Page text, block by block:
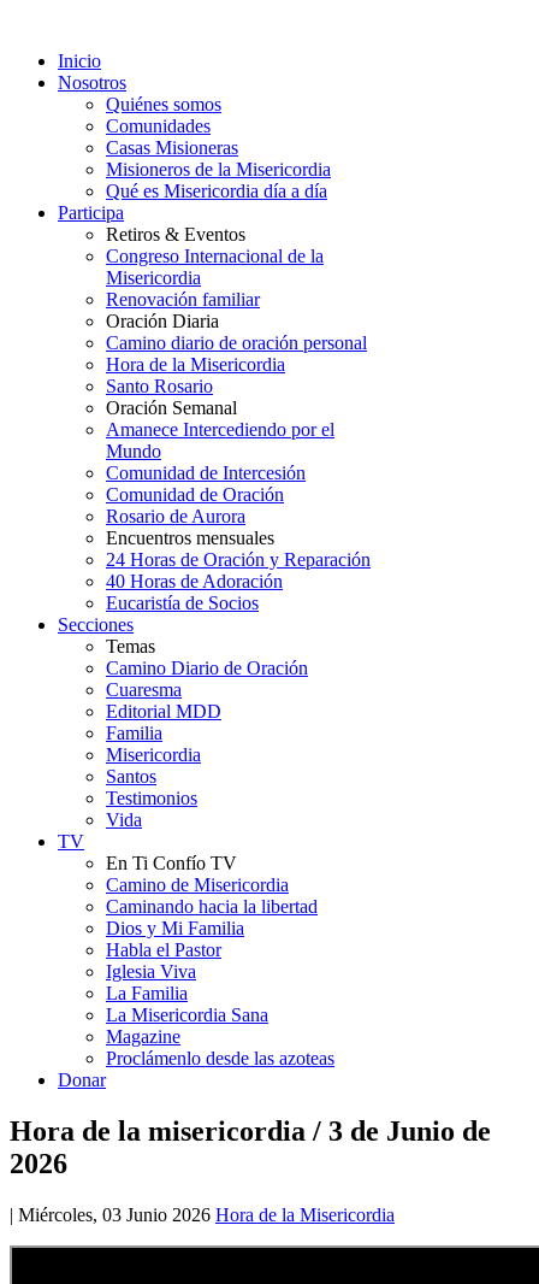
Inicio
Nosotros
Quiénes somos
Comunidades
Casas Misioneras
Misioneros de la Misericordia
Qué es Misericordia día a día
Participa
Retiros & Eventos
Congreso Internacional de la
Misericordia
Renovación familiar
Oración Diaria
Camino diario de oración personal
Hora de la Misericordia
Santo Rosario
Oración Semanal
Amanece Intercediendo por el
Mundo
Comunidad de Intercesión
Comunidad de Oración
Rosario de Aurora
Encuentros mensuales
24 Horas de Oración y Reparación
40 Horas de Adoración
Eucaristía de Socios
Secciones
Temas
Camino Diario de Oración
Cuaresma
Editorial MDD
Familia
Misericordia
Santos
Testimonios
Vida
TV
En Ti Confío TV
Camino de Misericordia
Caminando hacia la libertad
Dios y Mi Familia
Habla el Pastor
Iglesia Viva
La Familia
La Misericordia Sana
Magazine
Proclámenlo desde las azoteas
Donar
Hora de la misericordia / 3 de Junio de
2026
| Miércoles, 03 Junio 2026 Hora de la Misericordia